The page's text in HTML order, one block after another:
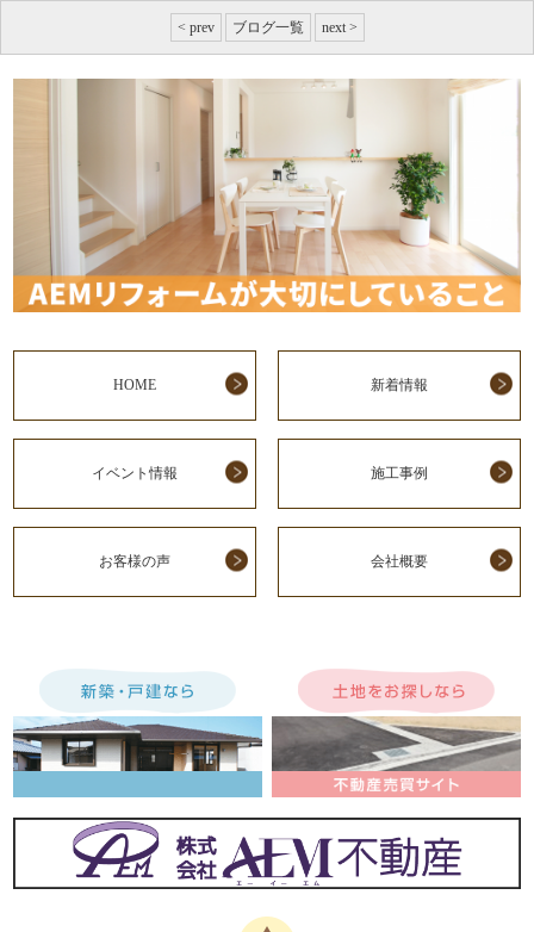
< prev ブログ一覧 next >
HOME 新着情報
イベント情報 施工事例
お客様の声 会社概要